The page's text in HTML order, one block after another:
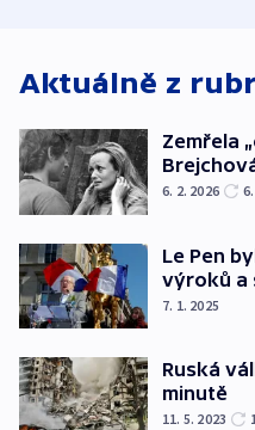
Aktuálně z
Zemřela
6. 2. 2026
Le Pen
výroků a
7. 1. 2025
Ruská
minutě
11. 5. 2023